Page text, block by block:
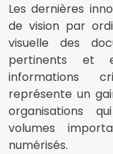
Les dernières
de vision par
visuelle des
pertinents et
informations
représente un
organisations
volumes
numérisés.